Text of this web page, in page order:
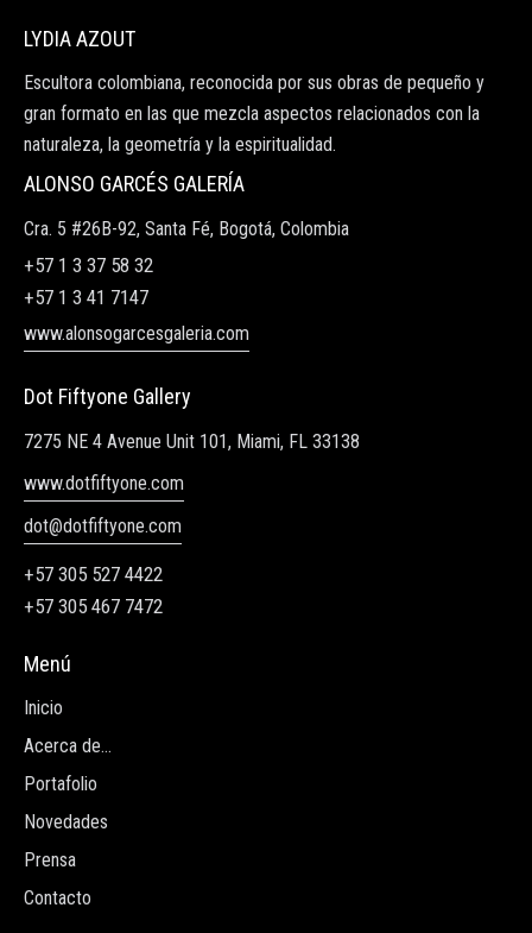
LYDIA AZOUT
Escultora colombiana, reconocida por sus obras de pequeño y
gran formato en las que mezcla aspectos relacionados con la
naturaleza, la geometría y la espiritualidad.
ALONSO GARCÉS GALERÍA
Cra. 5 #26B-92, Santa Fé, Bogotá, Colombia
+57 1 3 37 58 32
+57 1 3 41 7147
www.alonsogarcesgaleria.com
Dot Fiftyone Gallery
7275 NE 4 Avenue Unit 101, Miami, FL 33138
www.dotfiftyone.com
dot@dotfiftyone.com
+57 305 527 4422
+57 305 467 7472
Menú
Inicio
Acerca de...
Portafolio
Novedades
Prensa
Contacto